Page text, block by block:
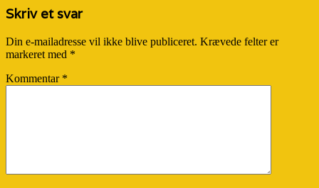
Skriv et svar
Din e-mailadresse vil ikke blive publiceret. Krævede felter er
markeret med *
Kommentar *